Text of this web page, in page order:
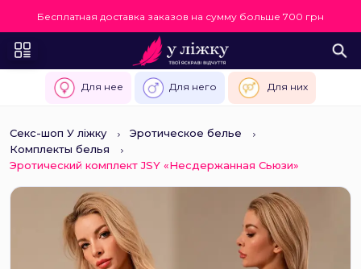
Бесплатная доставка заказов на сумму больше 700 грн
Для нее Для него Для них
Секс-шоп У ліжку
Эротическое белье
Комплекты белья
Эротический комплект JSY «Несдержанная Сьюзи»